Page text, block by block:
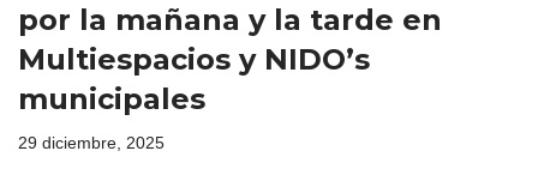
por la mañana y la tarde en
Multiespacios y NIDO’s
municipales
29 diciembre, 2025